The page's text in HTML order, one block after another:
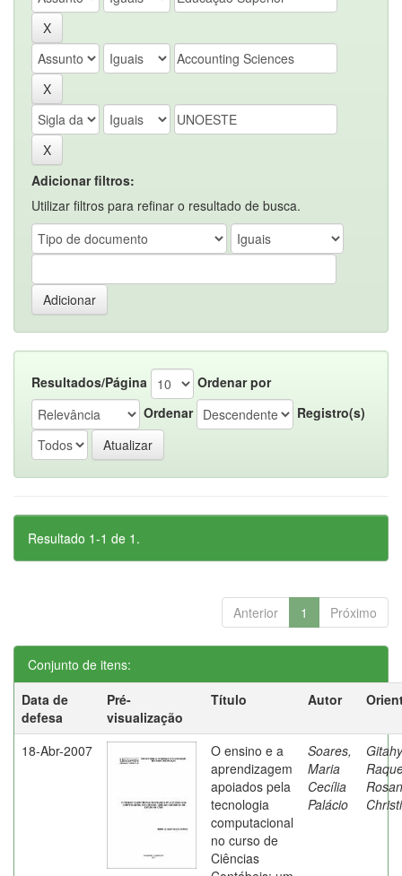
Adicionar filtros:
Utilizar filtros para refinar o resultado de busca.
Resultados/Página
Ordenar por
Ordenar
Registro(s)
Resultado 1-1 de 1.
Anterior 1 Próximo
Conjunto de itens:
Data de
defesa
Pré-
visualização
Título Autor
18-Abr-2007
O ensino e a
aprendizagem
apoiados pela
tecnologia
computacional
no curso de
Ciências
Soares,
Maria
Cecília
Palácio
Rosan